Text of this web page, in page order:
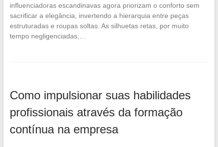
influenciadoras escandinavas agora priorizam o conforto sem
sacrificar a elegância, invertendo a hierarquia entre peças
estruturadas e roupas soltas. As silhuetas retas, por muito
tempo negligenciadas,…
Como impulsionar suas habilidades
profissionais através da formação
contínua na empresa